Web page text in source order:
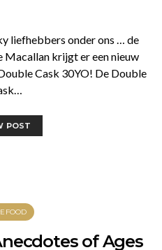
liefhebbers onder ons … de
Macallan krijgt er een nieuw
Cask 30YO! De Double
POST
of Ages